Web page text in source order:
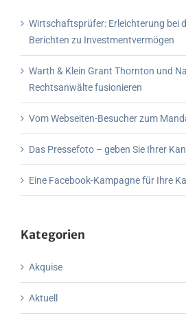
Wirtschaftsprüfer: Erleichterung bei
Berichten zu Investmentvermögen
Warth & Klein Grant Thornton und
Rechtsanwälte fusionieren
Vom Webseiten-Besucher zum
Das Pressefoto – geben Sie Ihrer
Eine Facebook-Kampagne für Ihre
Kategorien
Akquise
Aktuell